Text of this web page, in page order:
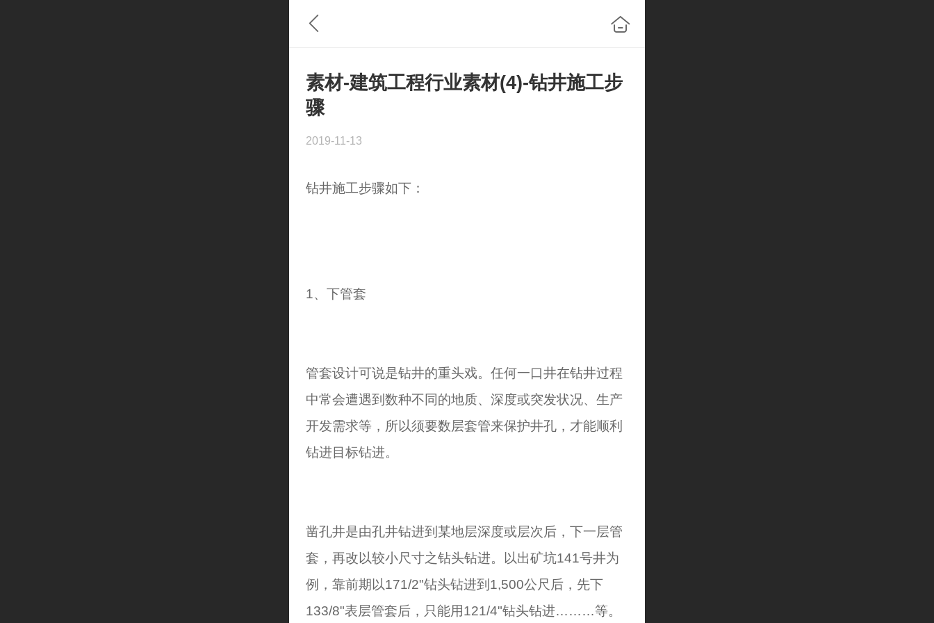
素材-建筑工程行业素材(4)-钻井施工步
骤
2019-11-13
钻井施工步骤如下：
1、下管套
管套设计可说是钻井的重头戏。任何一口井在钻井过程
中常会遭遇到数种不同的地质、深度或突发状况、生产
开发需求等，所以须要数层套管来保护井孔，才能顺利
钻进目标钻进。
凿孔井是由孔井钻进到某地层深度或层次后，下一层管
套，再改以较小尺寸之钻头钻进。以出矿坑141号井为
例，靠前期以171/2"钻头钻进到1,500公尺后，先下
133/8"表层管套后，只能用121/4"钻头钻进………等。